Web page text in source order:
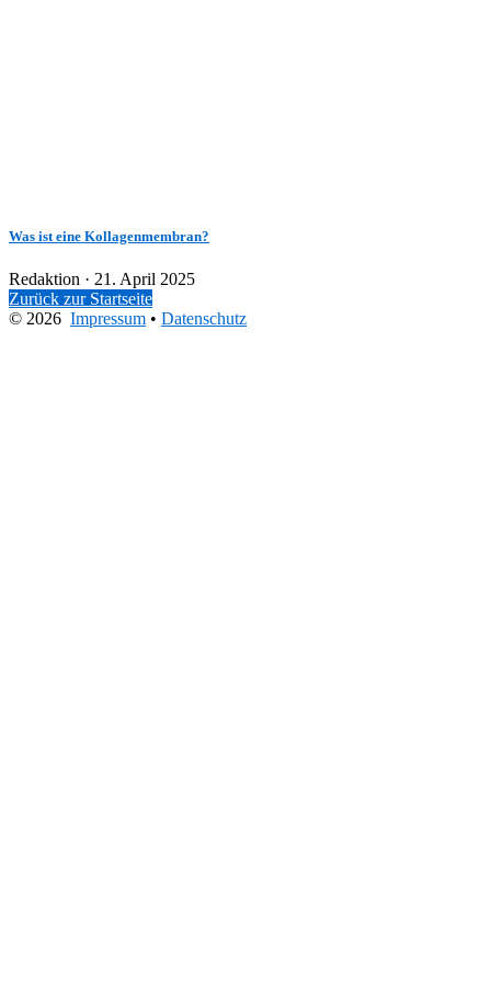
Was ist eine Kollagenmembran?
Redaktion · Veröffentlicht
am
21. April 2025
Zurück zur Startseite
© 2026 Impressum • Datenschutz